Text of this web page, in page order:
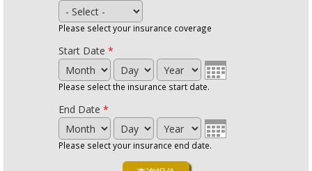
Please select your insurance coverage
Start Date *
Month
Day Year
Please select the insurance start date.
End Date *
Month
Day Year
Please select your insurance end date.